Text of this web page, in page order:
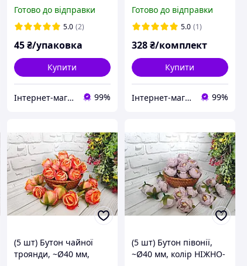
Готово до відправки
5.0 (2)
45 ₴/упаковка
Купити
Інтернет-магазин "Хобі-плюс" 99%
колір БІЛИЙ
Готово до відправки
5.0 (1)
328₴/комплект
Купити
Інтернет-магазин "Хобі-плюс" 99%
(5 шт) Бутон чайної
троянди, ~Ø40 мм,
(5 шт) Бутон півонії,
~Ø40 мм, колір НІЖНО-